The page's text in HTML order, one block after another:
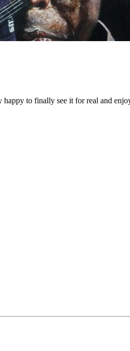
happy to finally see it for real and